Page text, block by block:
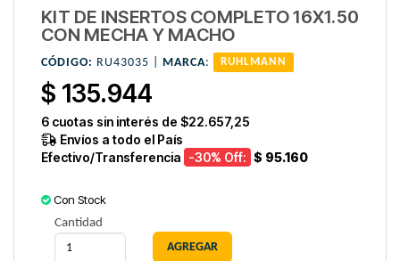
KIT DE INSERTOS COMPLETO 16X1.50
CON MECHA Y MACHO
CÓDIGO: RU43035 | MARCA: RUHLMANN
$ 135.944
6 cuotas sin interés de $22.657,25
Envíos a todo el País
Efectivo/Transferencia -30% Off: $ 95.160
Con Stock
Cantidad